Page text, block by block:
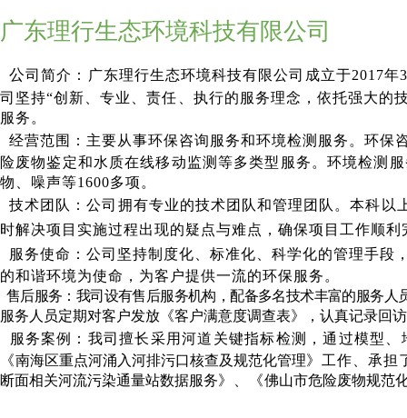
广东理行生态环境科技有限公司
公司简介：
广东理行生态环境科技有限公司成立于2017
司坚持“创新、专业、责任、执行的服务理念，依托强大的
服务。
经营范围：主要从事环保咨询服务和环境检测服务。 环保
险废物鉴定和水质在线移动监测等多类型服务。环境检测
物、 噪声等1600多项。
技术团队：公司拥有专业的技术团队和管理团队。本科以
时解决项目实施过程出现的疑点与难点，确保项目工作顺利
服务使命：公司坚持制度化、标准化、科学化的管理手段
的和谐环境为使命，为客户提供一流的环保服务。
售后服务：我司设有售后服务机构，配备多名技术丰富的服务人
服务 人员定期对客户发放 《客户满意度调查表》，认真记录回
服务案例：我司擅长采用河道关键指标检测，通过模型
《南海区重点河涌入河排污口核查及规范化管理》工作、承担
断面相关河流污染通量站数据服务》、 《佛山市危险废物规范